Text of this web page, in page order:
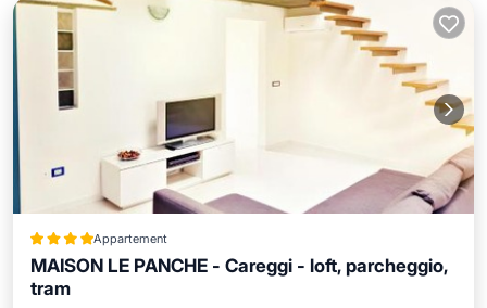
Appartement
MAISON LE PANCHE - Careggi - loft, parcheggio,
tram